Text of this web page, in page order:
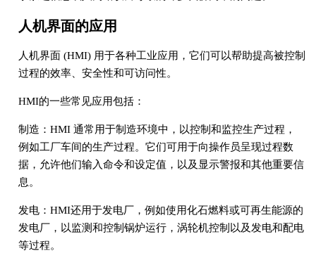
人机界面的应用
人机界面 (HMI) 用于各种工业应用，它们可以帮助提高被控制
过程的效率、安全性和可访问性。
HMI的一些常见应用包括：
制造：HMI 通常用于制造环境中，以控制和监控生产过程，
例如工厂车间的生产过程。它们可用于向操作员呈现过程数
据，允许他们输入命令和设定值，以及显示警报和其他重要信
息。
发电：HMI还用于发电厂，例如使用化石燃料或可再生能源的
发电厂，以监测和控制锅炉运行，涡轮机控制以及发电和配电
等过程。